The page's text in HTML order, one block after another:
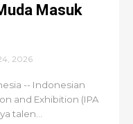
Masuk
2026
-- Indonesian
and Exhibition (IPA
talen...